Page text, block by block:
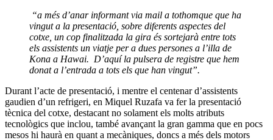
“a més d’anar informant via mail a tothomque que ha
vingut a la presentació, sobre diferents aspectes del
cotxe, un cop finalitzada la gira és sortejarà entre tots
els assistents un viatje per a dues persones a l’illa de
Kona a Hawai. D’aquí la pulsera de registre que hem
donat a l’entrada a tots els que han vingut”.
Durant l’acte de presentació, i mentre el centenar d’assistents
gaudien d’un refrigeri, en Miquel Ruzafa va fer la presentació
tècnica del cotxe, destacant no solament els molts atributs
tecnològics que inclou, també avançant la gran gamma que en pocs
mesos hi haurà en quant a mecàniques, doncs a més dels motors